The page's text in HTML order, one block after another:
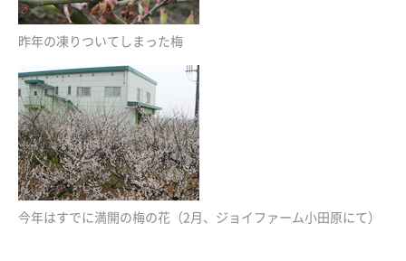
昨年の凍りついてしまった梅
今年はすでに満開の梅の花（2月、ジョイファーム小田原にて）